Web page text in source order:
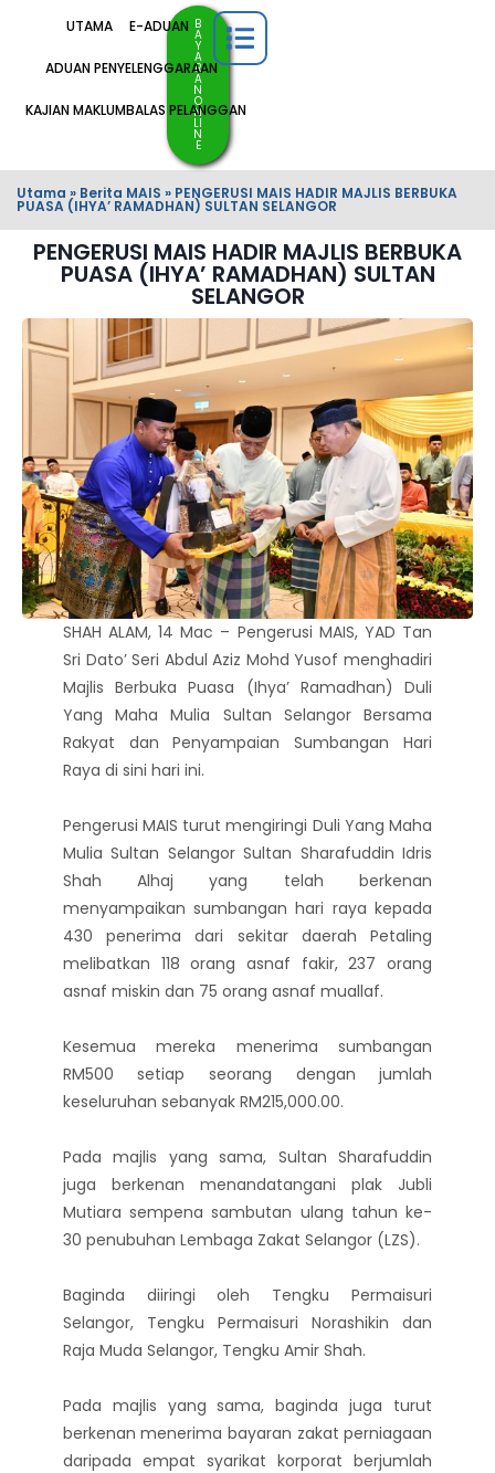
UTAMA E-ADUAN
ADUAN PENYELENGGARAAN
KAJIAN MAKLUMBALAS PELANGGAN
B
A
Y
A
R
A
N
O
N
LI
N
E
Utama » Berita MAIS » PENGERUSI MAIS HADIR MAJLIS BERBUKA
PUASA (IHYA’ RAMADHAN) SULTAN SELANGOR
PENGERUSI MAIS HADIR MAJLIS BERBUKA
PUASA (IHYA’ RAMADHAN) SULTAN
SELANGOR
SHAH ALAM, 14 Mac – Pengerusi MAIS, YAD Tan
Sri Dato’ Seri Abdul Aziz Mohd Yusof menghadiri
Majlis Berbuka Puasa (Ihya’ Ramadhan) Duli
Yang Maha Mulia Sultan Selangor Bersama
Rakyat dan Penyampaian Sumbangan Hari
Raya di sini hari ini.
Pengerusi MAIS turut mengiringi Duli Yang Maha
Mulia Sultan Selangor Sultan Sharafuddin Idris
Shah Alhaj yang telah berkenan
menyampaikan sumbangan hari raya kepada
430 penerima dari sekitar daerah Petaling
melibatkan 118 orang asnaf fakir, 237 orang
asnaf miskin dan 75 orang asnaf muallaf.
Kesemua mereka menerima sumbangan
RM500 setiap seorang dengan jumlah
keseluruhan sebanyak RM215,000.00.
Pada majlis yang sama, Sultan Sharafuddin
juga berkenan menandatangani plak Jubli
Mutiara sempena sambutan ulang tahun ke-
30 penubuhan Lembaga Zakat Selangor (LZS).
Baginda diiringi oleh Tengku Permaisuri
Selangor, Tengku Permaisuri Norashikin dan
Raja Muda Selangor, Tengku Amir Shah.
Pada majlis yang sama, baginda juga turut
berkenan menerima bayaran zakat perniagaan
daripada empat syarikat korporat berjumlah